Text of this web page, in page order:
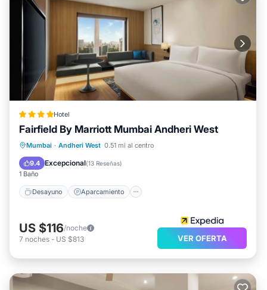
Hotel
Fairfield By Marriott Mumbai Andheri West
Mumbai · Andheri West 0.51 mi al centro
9.4 Excepcional(13 Reseñas)
1 Baño
Desayuno Aparcamiento
Desayuno Aparcamiento
Aire acondicionado
US $116/noche
7 noches - US $813 VER OFERTA